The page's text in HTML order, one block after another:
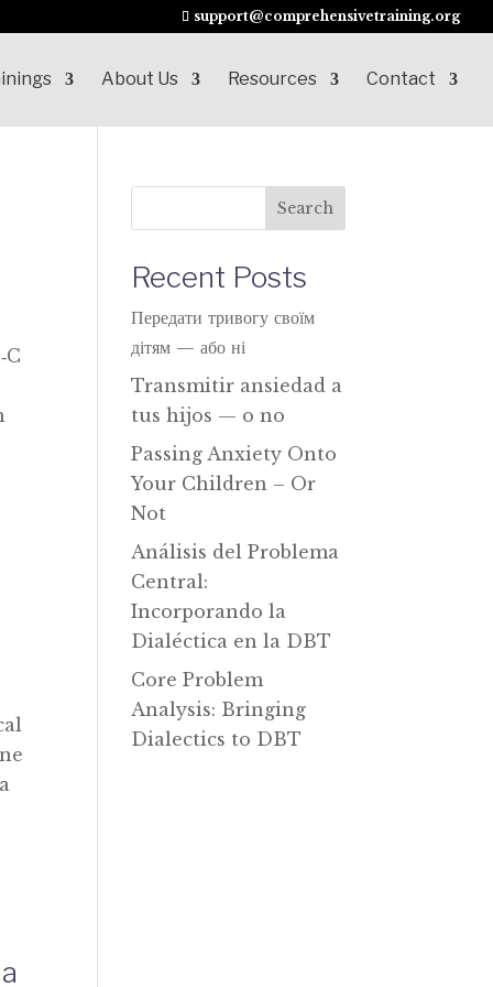
support@comprehensivetraining.org
About Us Resources Contact
Search
Recent Posts
Передати тривогу своїм
дітям — або ні
Transmitir ansiedad a
tus hijos — o no
Passing Anxiety Onto
Your Children – Or
Not
Análisis del Problema
Central:
Incorporando la
Dialéctica en la DBT
Core Problem
Analysis: Bringing
Dialectics to DBT